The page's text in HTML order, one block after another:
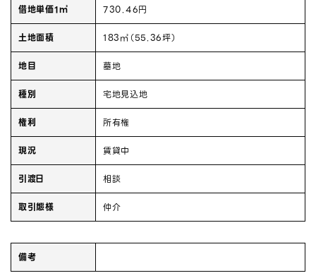
借地単価1㎡ 730.46円
土地面積 183㎡（55.36坪）
地目 墓地
種別 宅地見込地
権利 所有権
現況 賃貸中
引渡日 相談
取引態様 仲介
備考